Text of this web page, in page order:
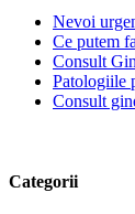
Nevoi
Ce putem
Consult
Patologiile
Consult
Categorii